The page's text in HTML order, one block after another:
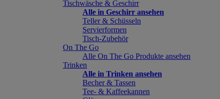
Tischwäsche & Geschirr
Alle in Geschirr ansehen
Teller & Schüsseln
Servierformen
Tisch-Zubehör
On The Go
Alle On The Go Produkte ansehen
Trinken
Alle in Trinken ansehen
Becher & Tassen
Tee- & Kaffeekannen